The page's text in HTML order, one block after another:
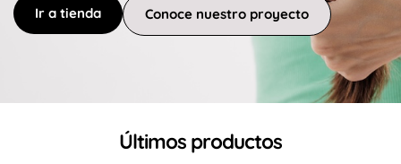
Ir a tienda Conoce nuestro proyecto
Últimos productos